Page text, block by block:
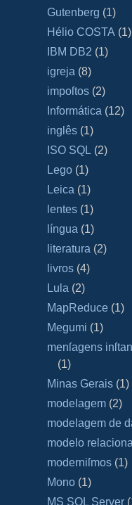
Gutenberg (1)
Hélio COSTA (1)
IBM DB2 (1)
igreja (8)
impoſtos (2)
Informática (12)
inglês (1)
ISO SQL (2)
Lego (1)
Leica (1)
lentes (1)
língua (1)
literatura (2)
livros (4)
Lula (2)
MapReduce (1)
Megumi (1)
menſagens
(1)
Minas Gerais (1)
modelagem (2)
modelagem de
modelo
moderniſmos (1)
Mono (1)
MS SQL Server